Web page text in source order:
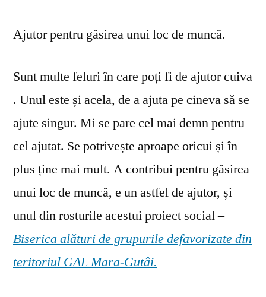
Ajutor pentru găsirea unui loc de muncă.
Sunt multe feluri în care poți fi de ajutor cuiva
. Unul este și acela, de a ajuta pe cineva să se
ajute singur. Mi se pare cel mai demn pentru
cel ajutat. Se potrivește aproape oricui și în
plus ține mai mult. A contribui pentru găsirea
unui loc de muncă, e un astfel de ajutor, și
unul din rosturile acestui proiect social –
Biserica alături de grupurile defavorizate din
teritoriul GAL Mara-Gutâi.